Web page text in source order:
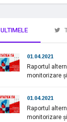
ULTIMELE
01.04.2021
Raportul
monitorizare
01.04.2021
Raportul
monitorizare